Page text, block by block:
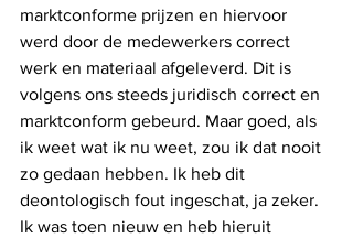
marktconforme prijzen en hiervoor
werd door de medewerkers correct
werk en materiaal afgeleverd. Dit is
volgens ons steeds juridisch correct en
marktconform gebeurd. Maar goed, als
ik weet wat ik nu weet, zou ik dat nooit
zo gedaan hebben. Ik heb dit
deontologisch fout ingeschat, ja zeker.
Ik was toen nieuw en heb hieruit